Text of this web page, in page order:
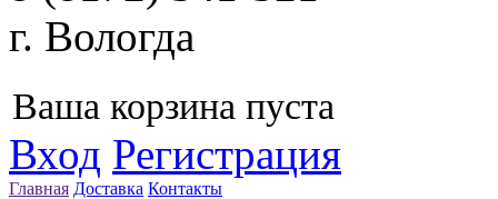
г. Вологда
Ваша корзина пуста
Вход Регистрация
Главная Доставка Контакты